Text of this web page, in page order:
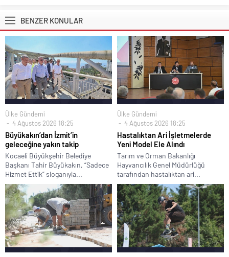
BENZER KONULAR
Ülke Gündemi
4 Ağustos 2026 18:25
Büyükakın’dan İzmit’in
geleceğine yakın takip
Kocaeli Büyükşehir Belediye
Başkanı Tahir Büyükakın, “Sadece
Hizmet Ettik” sloganıyla...
Ülke Gündemi
4 Ağustos 2026 18:25
Hastalıktan Ari İşletmelerde
Yeni Model Ele Alındı
Tarım ve Orman Bakanlığı
Hayvancılık Genel Müdürlüğü
tarafından hastalıktan ari...